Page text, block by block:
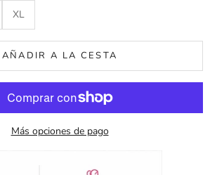
XL
AÑADIR A LA CESTA
Más opciones de pago